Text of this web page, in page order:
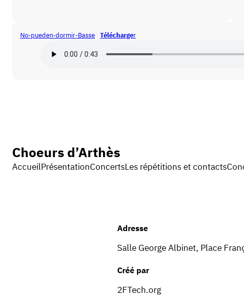
No-pueden-dormir-Basse Télécharger
Choeurs d’Arthès
AccueilPrésentationConcertsLes répétitions et contacts
Adresse
Salle George Albinet, Place
Créé par
2FTech.org